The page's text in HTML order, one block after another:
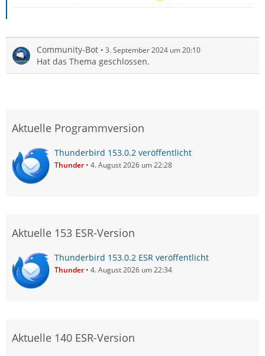
Community-Bot 3. September 2024 um 20:10
Hat das Thema geschlossen.
Aktuelle Programmversion
Thunderbird 153.0.2 veröffentlicht
Thunder 4. August 2026 um 22:28
Aktuelle 153 ESR-Version
Thunderbird 153.0.2 ESR veröffentlicht
Thunder 4. August 2026 um 22:34
Aktuelle 140 ESR-Version